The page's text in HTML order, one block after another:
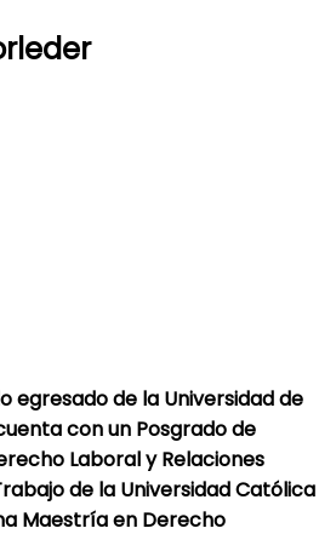
egresado de la Universidad de
con un Posgrado de
Laboral y Relaciones
de la Universidad Católica
Maestría en Derecho